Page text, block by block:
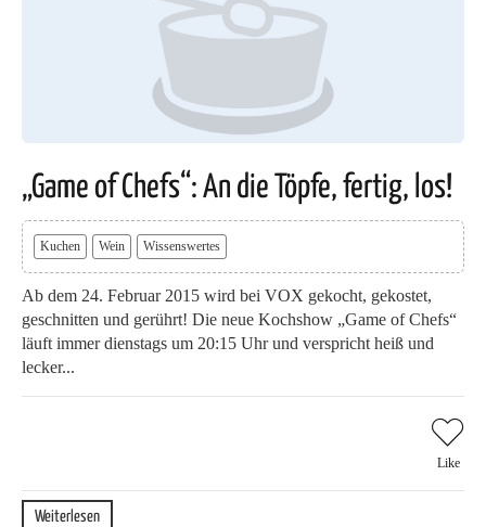
„Game of Chefs“: An die Töpfe, fertig, los!
Kuchen Wein Wissenswertes
Ab dem 24. Februar 2015 wird bei VOX gekocht, gekostet,
geschnitten und gerührt! Die neue Kochshow „Game of Chefs“
läuft immer dienstags um 20:15 Uhr und verspricht heiß und
lecker...
Like
Weiterlesen